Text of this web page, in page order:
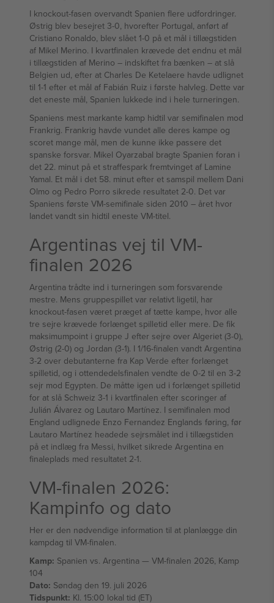
I knockout-fasen overvandt Spanien flere udfordringer.
Østrig blev besejret 3-0, hvorefter Portugal, anført af
Cristiano Ronaldo, blev slået 1-0 på et mål i tillægstiden
af Mikel Merino. I kvartfinalen krævede det endnu et mål
i tillægstiden af Merino – indskiftet fra bænken – at slå
Belgien ud, efter at Charles De Ketelaere havde udlignet
til 1-1 efter et mål af Fabián Ruiz i første halvleg. Dette var
det eneste mål, Spanien lukkede ind i hele turneringen.
Spaniens mest markante kamp hidtil var semifinalen mod
Frankrig. Frankrig havde vundet alle deres kampe og
scoret mange mål, men de kunne ikke passere det
spanske forsvar. Mikel Oyarzabal bragte Spanien foran i
det 22. minut på et straffespark fremtvinget af Lamine
Yamal. Et mål i det 58. minut efter et samspil mellem Dani
Olmo og Pedro Porro sikrede resultatet 2-0. Det var
Spaniens første VM-semifinale siden 2010 – året hvor
landet vandt sin hidtil eneste VM-titel.
Argentinas vej til VM-
finalen 2026
Argentina trådte ind i turneringen som forsvarende
mestre. Mens gruppespillet var relativt ligetil, har
knockout-fasen været præget af tætte kampe, hvor alle
tre sejre krævede forlænget spilletid eller mere. De fik
maksimumpoint i gruppe J efter sejre over Algeriet (3-0),
Østrig (2-0) og Jordan (3-1). I 1/16-finalen vandt Argentina
3-2 over debutanterne fra Kap Verde efter forlænget
spilletid, og i ottendedelsfinalen vendte de 0-2 til en 3-2
sejr mod Egypten. De måtte igen ud i forlænget spilletid
for at slå Schweiz 3-1 i kvartfinalen efter scoringer af
Julián Álvarez og Lautaro Martínez. I semifinalen mod
England udlignede Enzo Fernandez Englands føring, før
Lautaro Martínez headede sejrsmålet ind i tillægstiden
på et indlæg fra Messi, hvilket sikrede Argentina en
finaleplads med resultatet 2-1.
VM-finalen 2026:
Kampinfo og dato
Her er den nødvendige information til at planlægge din
kampdag til VM-finalen.
Kamp: Spanien vs. Argentina — VM-finalen 2026, Kamp
104
Dato: Søndag den 19. juli 2026
Tidspunkt: Kl. 15:00 lokal tid (ET)